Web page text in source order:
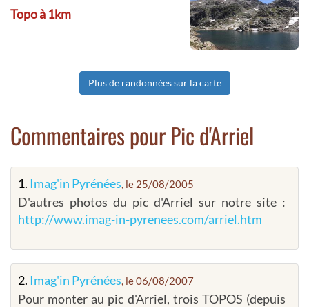
Topo à 1km
Plus de randonnées sur la carte
Commentaires pour Pic d'Arriel
1. Imag'in Pyrénées, le 25/08/2005
D'autres photos du pic d'Arriel sur notre site :
http://www.imag-in-pyrenees.com/arriel.htm
2. Imag'in Pyrénées, le 06/08/2007
Pour monter au pic d'Arriel, trois TOPOS (depuis